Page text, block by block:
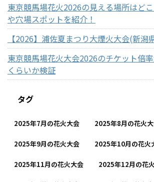
東京競馬場花火2026の見える場所はど
や穴場スポットを紹介！
【2026】浦佐夏まつり大煙火大会(新潟
東京競馬場花火大会2026のチケット倍
くらいか検証
タグ
2025年7月の花火大会 2025年8月の花火
2025年9月の花火大会 2025年10月の花火
2025年11月の花火大会 2025年12月の花